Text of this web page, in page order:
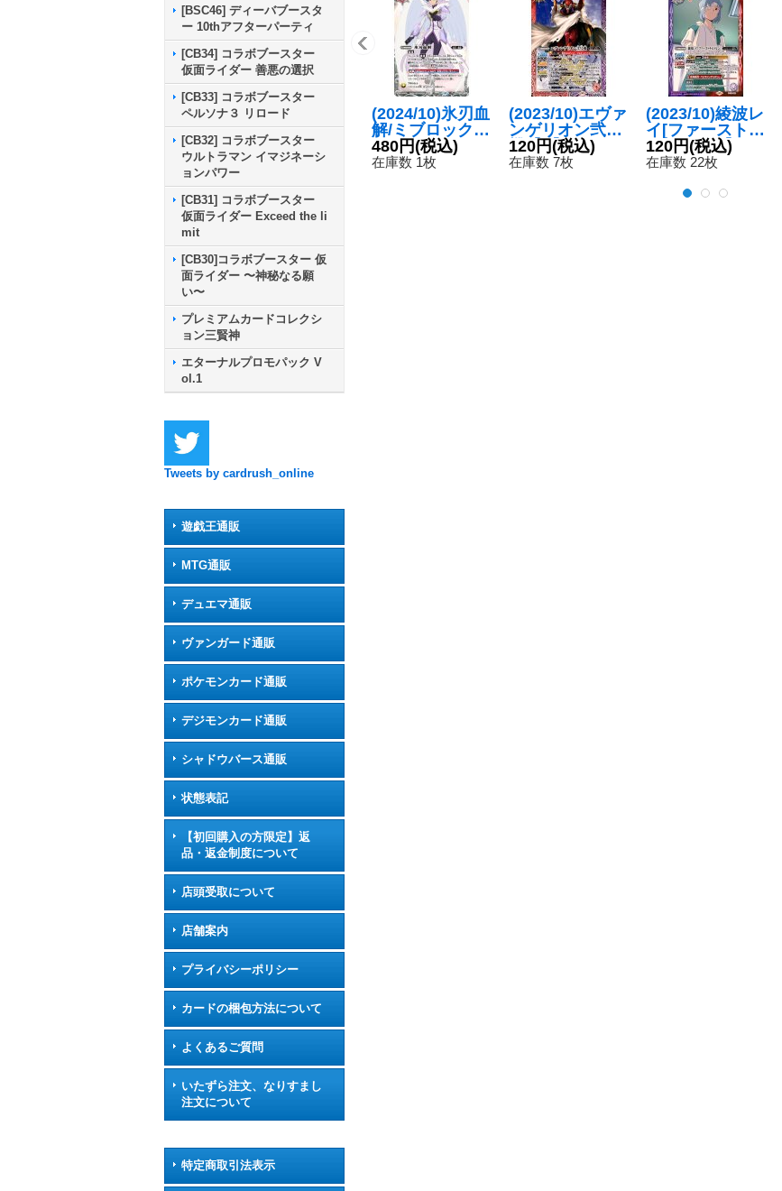
[BSC46] ディーバブースタ
ー 10thアフターパーティ
[CB34] コラボブースター
仮面ライダー 善悪の選択
[CB33] コラボブースター
ペルソナ３ リロード
[CB32] コラボブースター
ウルトラマン イマジネーシ
ョンパワー
[CB31] コラボブースター
仮面ライダー Exceed the li
mit
[CB30]コラボブースター 仮
面ライダー 〜神秘なる願
い〜
プレミアムカードコレクシ
ョン三賢神
エターナルプロモパック V
ol.1
Tweets by cardrush_online
遊戯王通販
MTG通販
デュエマ通販
ヴァンガード通販
ポケモンカード通販
デジモンカード通販
シャドウバース通販
状態表記
【初回購入の方限定】返
品・返金制度について
店頭受取について
店舗案内
プライバシーポリシー
カードの梱包方法について
よくあるご質問
いたずら注文、なりすまし
注文について
特定商取引法表示
(2024/10)氷刃血
解/ミブロック・
バラガン・オリ
ジン(ガレット・
480円(税込)
在庫数 1枚
(2023/10)エヴァ
ンゲリオン弐号
機【X】{PC12-
X01}《多》
120円(税込)
在庫数 7枚
(2023/10)綾波レ
イ[ファーストチ
ルドレン]【P
C】{PC12-002}
120円(税込)
在庫数 22枚